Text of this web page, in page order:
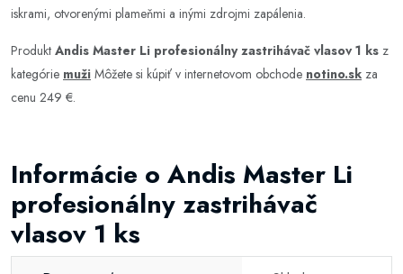
iskrami, otvorenými plameňmi a inými zdrojmi zapálenia.
Produkt Andis Master Li profesionálny zastrihávač vlasov 1 ks z
kategórie muži Môžete si kúpiť v internetovom obchode notino.sk za
cenu 249 €.
Informácie o Andis Master Li
profesionálny zastrihávač
vlasov 1 ks